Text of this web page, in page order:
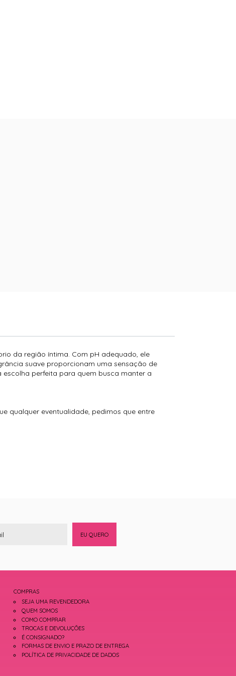
da região íntima. Com pH adequado, ele
suave proporcionam uma sensação de
perfeita para quem busca manter a
qualquer eventualidade, pedimos que entre
EU QUERO
COMPRAS
SEJA UMA REVENDEDORA
QUEM SOMOS
COMO COMPRAR
TROCAS E DEVOLUÇÕES
É CONSIGNADO?
FORMAS DE ENVIO E PRAZO DE ENTREGA
POLÍTICA DE PRIVACIDADE DE DADOS